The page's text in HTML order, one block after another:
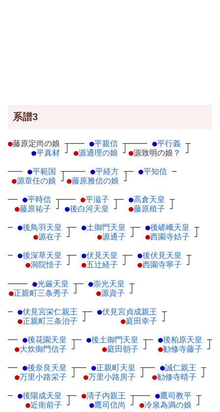
系譜3
●藤原定尚の娘 ┬
●平真材 ┘
─── ●平親信 ┬
●源通理の娘 ┘
──── ●平行義 ┬
●源致明の娘？ ┘
─── ●平範国 ┬
●源章任の娘 ┘
──── ●平経方 ┬
●藤原雅信の娘 ┘
─ ●平知信 ─
── ●平時信 ┬
●藤原祐子 ┘
─── ●平滋子 ┬
●後白河天皇 ┘
─ ●高倉天皇 ┬
●藤原殖子 ┘
─ ●後鳥羽天皇 ┬
●源在子 ┘
─ ●土御門天皇 ┬
●源通子 ┘
─ ●後嵯峨天皇 ┬
●西園寺姞子 ┘
─ ●後深草天皇 ┬
●洞院愔子 ┘
─ ●伏見天皇 ┬
●五辻経子 ┘
─ ●後伏見天皇 ┬
●西園寺寧子 ┘
──── ●光厳天皇 ┬
●正親町三条秀子 ┘
─ ●崇光天皇 ┬
●源資子 ┘
─ ●伏見宮栄仁親王 ┬
●正親町三条治子 ┘
─ ●伏見宮貞成親王 ┬
●庭田幸子 ┘
── ●後花園天皇 ┬
●大炊御門信子 ┘
─ ●後土御門天皇 ┬
●庭田朝子 ┘
─ ●後柏原天皇 ┬
●勧修寺藤子 ┘
── ●後奈良天皇 ┬
●万里小路栄子 ┘
── ●正親町天皇 ┬
●万里小路房子 ┘
── ●誠仁親王 ┬
●勧修寺晴子 ┘
─ ●後陽成天皇 ┬
●近衛前子 ┘
─ ●清子内親王 ┬
●鷹司信尚 ┘
─── ●鷹司教平 ┬
●冷泉為満の娘 ┘